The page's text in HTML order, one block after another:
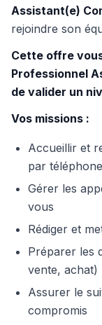
Assistant(e)
rejoindre son
Cette offre
Professionnel
de valider un
Vos missions :
Accueillir et
par téléphone
Gérer les
vous
Rédiger et
Préparer les
vente, achat)
Assurer le
compromis